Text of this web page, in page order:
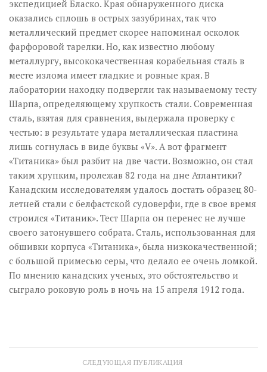
экспедицией Бласко. Края обнаруженного диска
оказались сплошь в острых зазубринах, так что
металлический предмет скорее напоминал осколок
фарфоровой тарелки. Но, как известно любому
металлургу, высококачественная корабельная сталь в
месте излома имеет гладкие и ровные края. В
лаборатории находку подвергли так называемому тесту
Шарпа, определяющему хрупкость стали. Современная
сталь, взятая для сравнения, выдержала проверку с
честью: в результате удара металлическая пластина
лишь согнулась в виде буквы «V». А вот фрагмент
«Титаника» был разбит на две части. Возможно, он стал
таким хрупким, пролежав 82 года на дне Атлантики?
Канадским исследователям удалось достать образец 80-
летней стали с белфастской судоверфи, где в свое время
строился «Титаник». Тест Шарпа он перенес не лучше
своего затонувшего собрата. Сталь, использованная для
обшивки корпуса «Титаника», была низкокачественной;
с большой примесью серы, что делало ее очень ломкой.
По мнению канадских ученых, это обстоятельство и
сыграло роковую роль в ночь на 15 апреля 1912 года.
СЛЕДУЮЩАЯ ПУБЛИКАЦИЯ